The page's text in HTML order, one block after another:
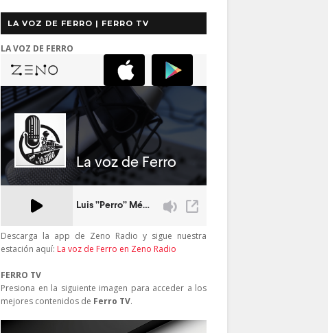
LA VOZ DE FERRO | FERRO TV
LA VOZ DE FERRO
Descarga la app de Zeno Radio y sigue nuestra
estación aquí: La voz de Ferro en Zeno Radio
FERRO TV
Presiona en la siguiente imagen para acceder a los
mejores contenidos de Ferro TV.